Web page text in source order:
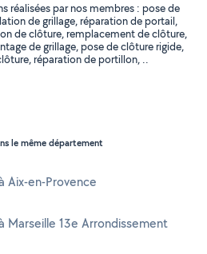
réalisées par nos membres : pose de
de grillage, réparation de portail,
de clôture, remplacement de clôture,
de grillage, pose de clôture rigide,
réparation de portillon, ..
le même département
Aix-en-Provence
Marseille 13e Arrondissement